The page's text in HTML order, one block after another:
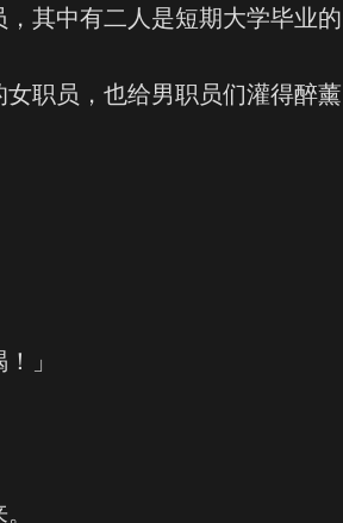
其中有二人是短期大学毕业的
职员，也给男职员们灌得醉薰
」